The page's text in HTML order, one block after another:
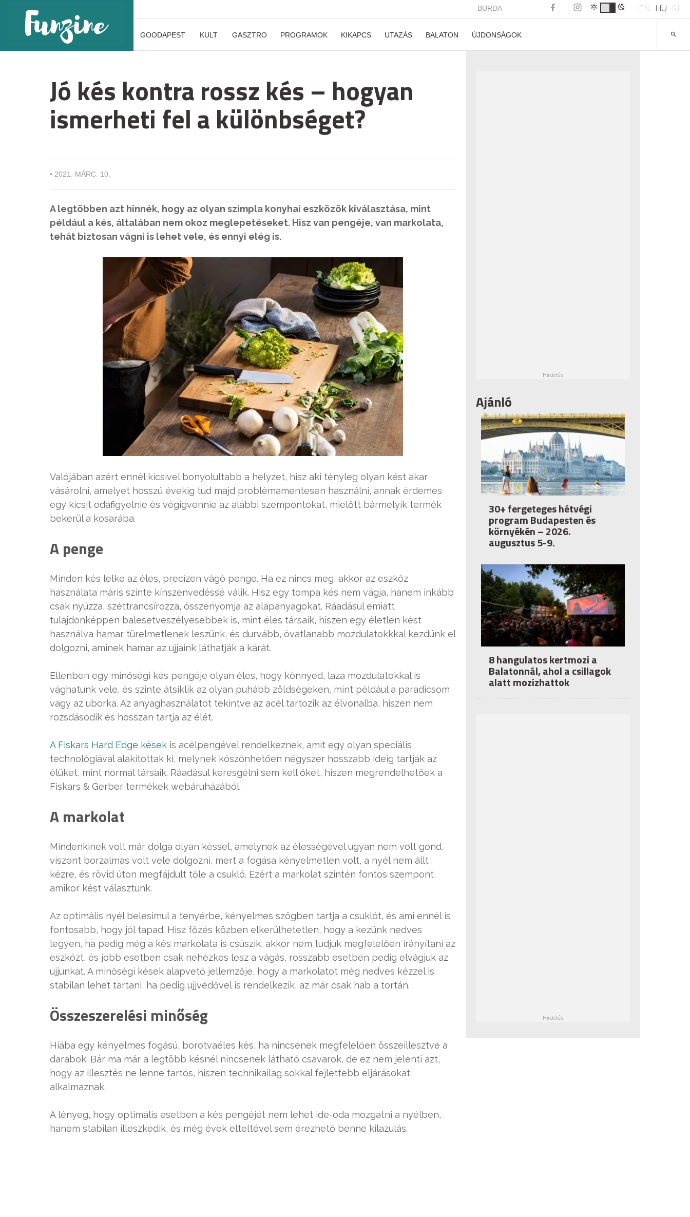
BURDA EN HU SL
GOODAPEST KULT GASZTRO PROGRAMOK KIKAPCS UTAZÁS BALATON ÚJDONSÁGOK
Jó kés kontra rossz kés – hogyan
ismerheti fel a különbséget?
• 2021. MÁRC. 10.
A legtöbben azt hinnék, hogy az olyan szimpla konyhai eszközök kiválasztása, mint
például a kés, általában nem okoz meglepetéseket. Hisz van pengéje, van markolata,
tehát biztosan vágni is lehet vele, és ennyi elég is.
Valójában azért ennél kicsivel bonyolultabb a helyzet, hisz aki tényleg olyan kést akar
vásárolni, amelyet hosszú évekig tud majd problémamentesen használni, annak érdemes
egy kicsit odafigyelnie és végigvennie az alábbi szempontokat, mielőtt bármelyik termék
bekerül a kosarába.
A penge
Minden kés lelke az éles, precízen vágó penge. Ha ez nincs meg, akkor az eszköz
használata máris szinte kínszenvedéssé válik. Hisz egy tompa kés nem vágja, hanem inkább
csak nyúzza, széttrancsírozza, összenyomja az alapanyagokat. Ráadásul emiatt
tulajdonképpen balesetveszélyesebbek is, mint éles társaik, hiszen egy életlen kést
használva hamar türelmetlenek leszünk, és durvább, óvatlanabb mozdulatokkkal kezdünk el
dolgozni, aminek hamar az ujjaink láthatják a kárát.
Ellenben egy minőségi kés pengéje olyan éles, hogy könnyed, laza mozdulatokkal is
vághatunk vele, és szinte átsiklik az olyan puhább zöldségeken, mint például a paradicsom
vagy az uborka. Az anyaghasználatot tekintve az acél tartozik az élvonalba, hiszen nem
rozsdásodik és hosszan tartja az élét.
A Fiskars Hard Edge kések is acélpengével rendelkeznek, amit egy olyan speciális
technológiával alakítottak ki, melynek köszönhetően négyszer hosszabb ideig tartják az
élüket, mint normál társaik. Ráadásul keresgélni sem kell őket, hiszen megrendelhetőek a
Fiskars & Gerber termékek webáruházából.
A markolat
Mindenkinek volt már dolga olyan késsel, amelynek az élességével ugyan nem volt gond,
viszont borzalmas volt vele dolgozni, mert a fogása kényelmetlen volt, a nyél nem állt
kézre, és rövid úton megfájdult tőle a csukló. Ezért a markolat szintén fontos szempont,
amikor kést választunk.
Az optimális nyél belesimul a tenyérbe, kényelmes szögben tartja a csuklót, és ami ennél is
fontosabb, hogy jól tapad. Hisz főzés közben elkerülhetetlen, hogy a kezünk nedves
legyen, ha pedig még a kés markolata is csúszik, akkor nem tudjuk megfelelően irányítani az
eszközt, és jobb esetben csak nehézkes lesz a vágás, rosszabb esetben pedig elvágjuk az
ujjunkat. A minőségi kések alapvető jellemzője, hogy a markolatot még nedves kézzel is
stabilan lehet tartani, ha pedig ujjvédővel is rendelkezik, az már csak hab a tortán.
Összeszerelési minőség
Hiába egy kényelmes fogású, borotvaéles kés, ha nincsenek megfelelően összeillesztve a
darabok. Bár ma már a legtöbb késnél nincsenek látható csavarok, de ez nem jelenti azt,
hogy az illesztés ne lenne tartós, hiszen technikailag sokkal fejlettebb eljárásokat
alkalmaznak.
A lényeg, hogy optimális esetben a kés pengéjét nem lehet ide-oda mozgatni a nyélben,
hanem stabilan illeszkedik, és még évek elteltével sem érezhető benne kilazulás.
Ajánló
30+ fergeteges hétvégi
program Budapesten és
környékén – 2026.
augusztus 5-9.
8 hangulatos kertmozi a
Balatonnál, ahol a csillagok
alatt mozizhattok